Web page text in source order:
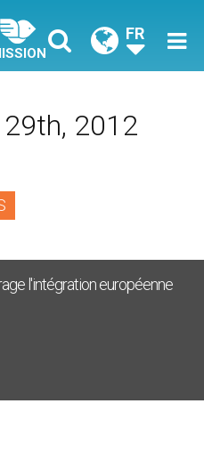
FR
2012
l'intégration européenne